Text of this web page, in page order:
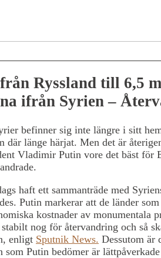
Ryssland till 6,5
ifrån Syrien –
befinner sig inte längre i sitt
där länge härjat. Men det är
Vladimir Putin vore det bäst för
haft ett sammanträde med
Putin markerar att de länder
kostnader av monumentala
nog för återvandring och så
enligt Sputnik News. Dessutom är
som Putin bedömer är